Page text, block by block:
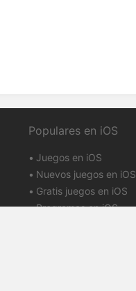
Populares en iOS
Juegos en iOS
Nuevos juegos en iOS
Gratis juegos en iOS
Programas en iOS